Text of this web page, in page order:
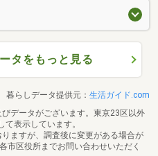
タをもっと見る
暮らしデータ提供元： 生活ガイド.com
データがございます。東京23区以外
表示しています。
ますが、調査後に変更がある場合が
市区役所までお問い合わせいただく